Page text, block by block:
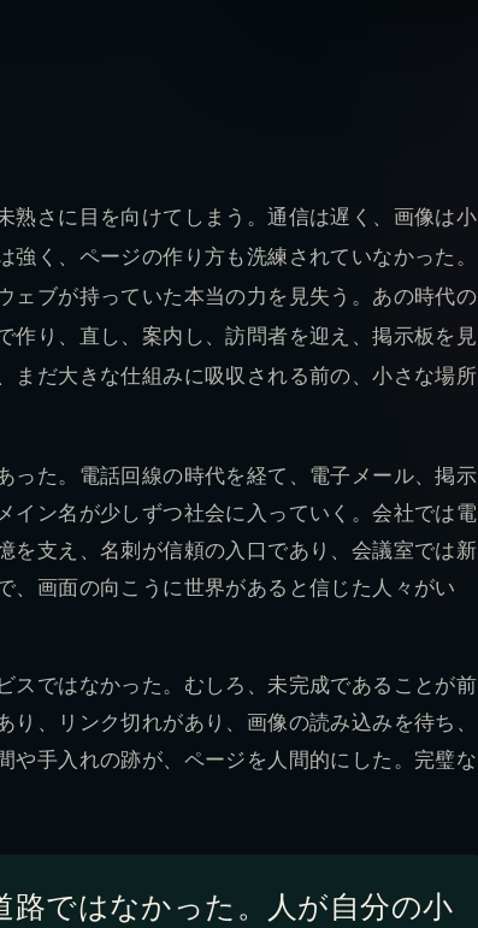
熟さに目を向けてしまう。通信は遅く、画像は小
く、ページの作り方も洗練されていなかった。
ェブが持っていた本当の力を見失う。あの時代の
作り、直し、案内し、訪問者を迎え、掲示板を見
まだ大きな仕組みに吸収される前の、小さな場所
った。電話回線の時代を経て、電子メール、掲示
イン名が少しずつ社会に入っていく。会社では電
を支え、名刺が信頼の入口であり、会議室では新
、画面の向こうに世界があると信じた人々がい
スではなかった。むしろ、未完成であることが前
、リンク切れがあり、画像の読み込みを待ち、
や手入れの跡が、ページを人間的にした。完璧な
路ではなかった。人が自分の小